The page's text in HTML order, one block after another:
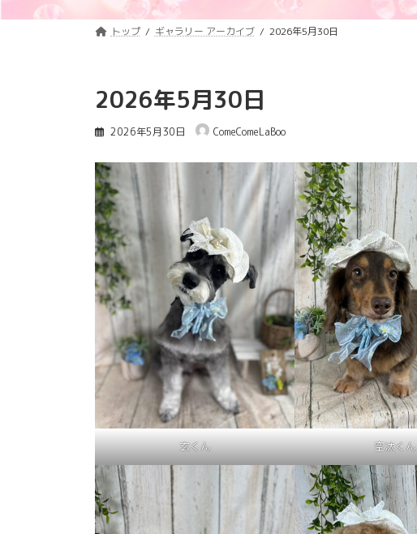
トップ ギャラリー アーカイブ 2026年5月30日
2026年5月30日
2026年5月30日 ComeComeLaBoo
玄くん 空汰くん